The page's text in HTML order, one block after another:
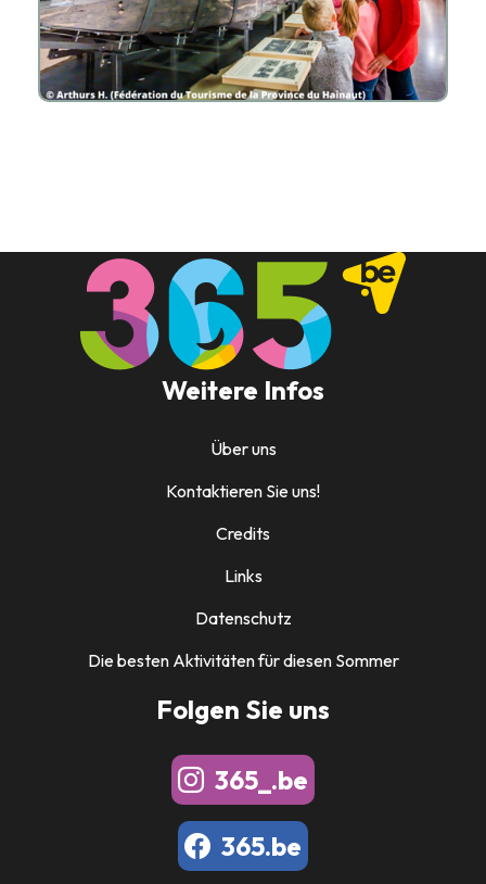
Weitere Infos
Über uns
Kontaktieren Sie uns!
Credits
Links
Datenschutz
Die besten Aktivitäten für diesen Sommer
Folgen Sie uns
365_.be
365.be